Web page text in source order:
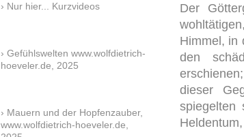
Der
Himmel, in
den
dieser
spiegelten
Nur hier... Kurzvideos
Gefühlswelten www.wolfdietrich-
hoeveler.de, 2025
Mauern und der Hopfenzauber,
www.wolfdietrich-hoeveler.de,